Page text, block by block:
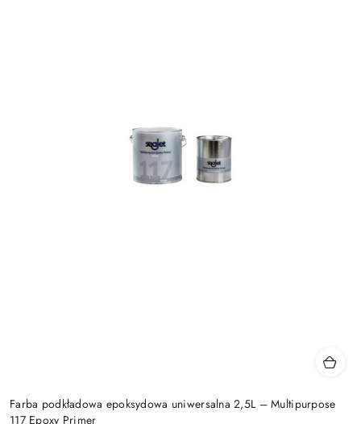
Farba podkładowa epoksydowa uniwersalna 2,5L – Multipurpose
117 Epoxy Primer